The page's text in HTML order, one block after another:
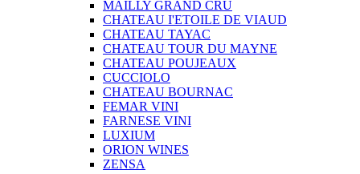
MAILLY GRAND CRU
CHATEAU I'ETOILE DE VIAUD
CHATEAU TAYAC
CHATEAU TOUR DU MAYNE
CHATEAU POUJEAUX
CUCCIOLO
CHATEAU BOURNAC
FEMAR VINI
FARNESE VINI
LUXIUM
ORION WINES
ZENSA